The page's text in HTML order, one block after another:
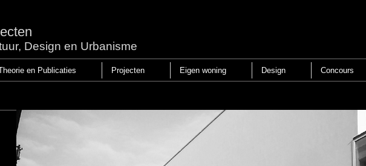
Design en Urbanisme
en Publicaties Projecten Eigen woning Design Concours